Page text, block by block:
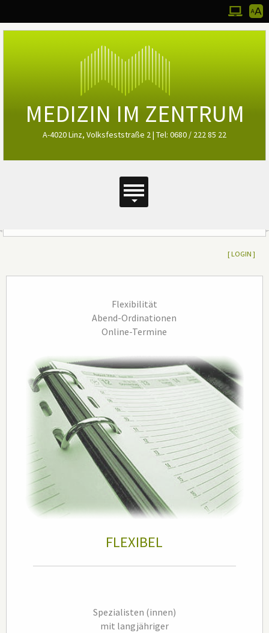
Zum
MEDIZIN IM ZENTRUM
A-4020 Linz, Volksfeststraße 2 | Tel: 0680 / 222 85 22
Hauptmenü
[LOGIN ]
Flexibilität
Abend-Ordinationen
Online-Termine
FLEXIBEL
Spezialisten (innen)
mit langjähriger